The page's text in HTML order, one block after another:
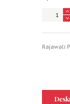
Jumlah
Rajawali